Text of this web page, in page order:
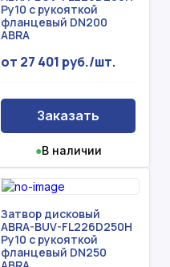
Ру10 с рукояткой
фланцевый DN200
ABRA
от 27 401 руб./шт.
Заказать
●В наличии
Затвор дисковый
ABRA-BUV-FL226D250H
Ру10 с рукояткой
фланцевый DN250